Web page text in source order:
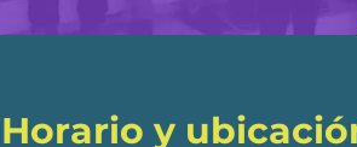
Horario y